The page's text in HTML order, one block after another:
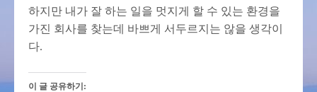
하지만 내가 잘 하는 일을 멋지게 할 수 있는 환경을
가진 회사를 찾는데 바쁘게 서두르지는 않을 생각이
다.
이 글 공유하기: